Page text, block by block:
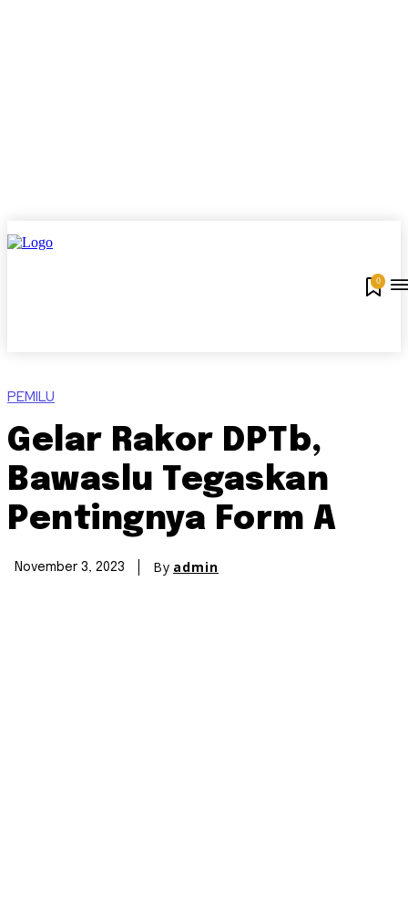
0
PEMILU
Gelar Rakor DPTb,
Bawaslu Tegaskan
Pentingnya Form A
November 3, 2023 By admin